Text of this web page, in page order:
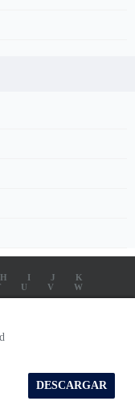
H I J
K
V
W
Reserved
DESCARGAR